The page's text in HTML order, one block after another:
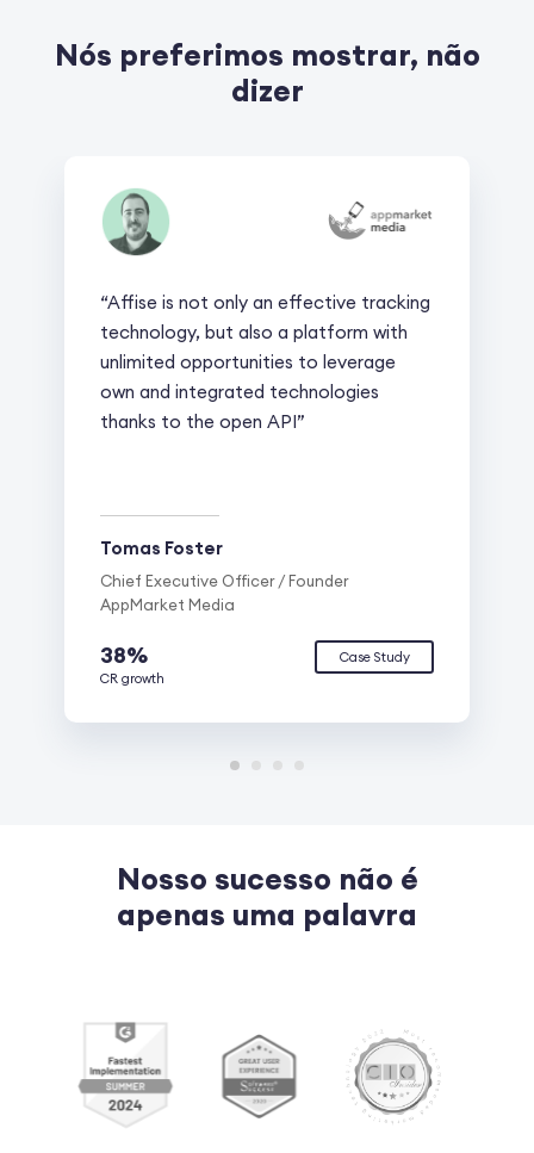
Nós preferimos mostrar, não
dizer
“Affise is not only an effective tracking
technology, but also a platform with
unlimited opportunities to leverage
own and integrated technologies
thanks to the open API”
Tomas Foster
Chief Executive Officer / Founder
AppMarket Media
38%
CR growth
Case Study
Nosso sucesso não é
apenas uma palavra